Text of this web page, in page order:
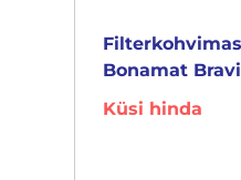
Bonamat
Küsi hinda